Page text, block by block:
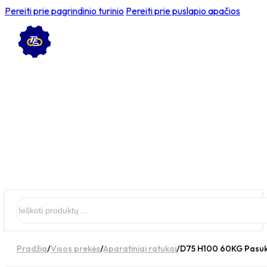
Pereiti prie pagrindinio turinio Pereiti prie puslapio apačios
Pradžia/Visos prekės/Aparatiniai ratukai/D75 H100 60KG